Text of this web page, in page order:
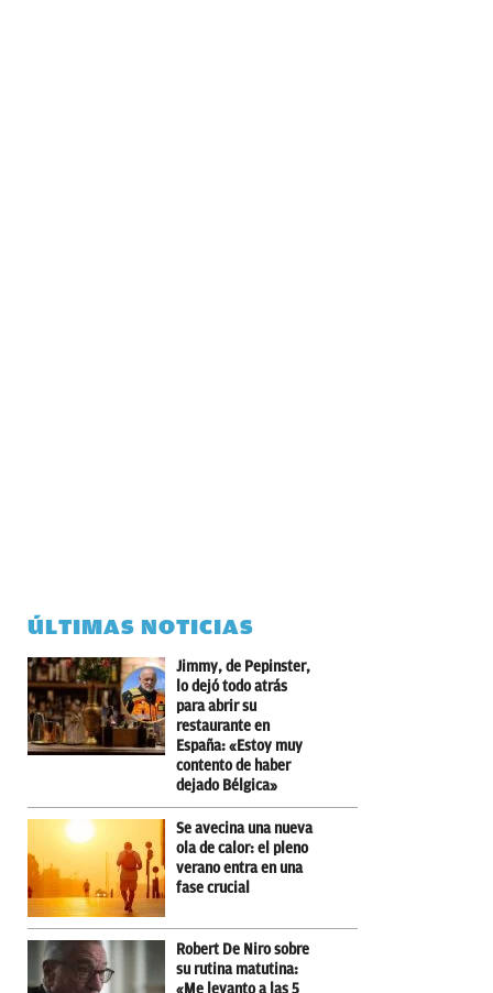
ÚLTIMAS NOTICIAS
Jimmy, de Pepinster,
lo dejó todo atrás
para abrir su
restaurante en
España: «Estoy muy
contento de haber
dejado Bélgica»
Se avecina una nueva
ola de calor: el pleno
verano entra en una
fase crucial
Robert De Niro sobre
su rutina matutina:
«Me levanto a las 5